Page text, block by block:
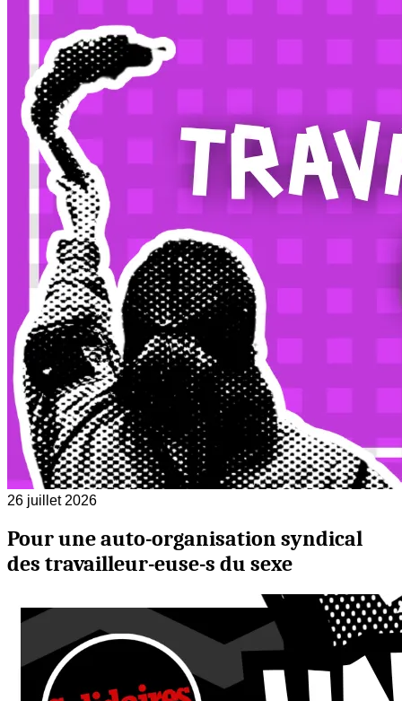
26 juillet 2026
Pour une auto-organisation syndical
des travailleur-euse-s du sexe